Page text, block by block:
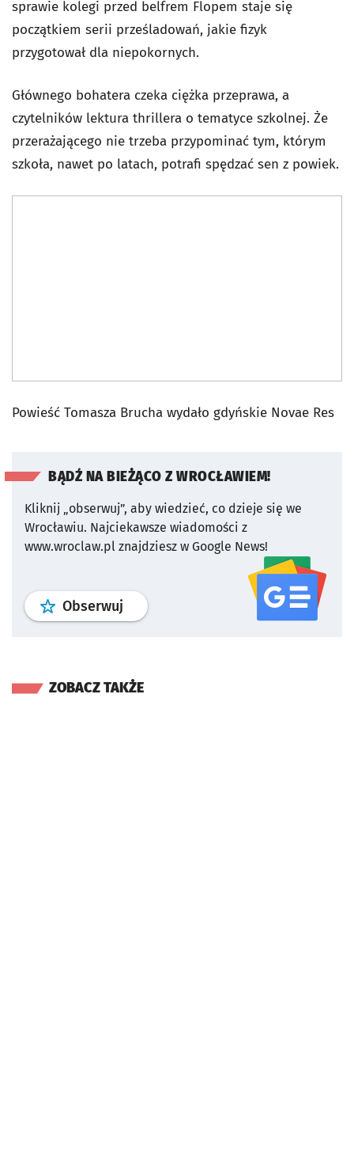
sprawie kolegi przed belfrem Flopem staje się
początkiem serii prześladowań, jakie fizyk
przygotował dla niepokornych.
Głównego bohatera czeka ciężka przeprawa, a
czytelników lektura thrillera o tematyce szkolnej. Że
przerażającego nie trzeba przypominać tym, którym
szkoła, nawet po latach, potrafi spędzać sen z powiek.
Powieść Tomasza Brucha wydało gdyńskie Novae Res
BĄDŹ NA BIEŻĄCO Z WROCŁAWIEM!
Kliknij „obserwuj”, aby wiedzieć, co dzieje się we
Wrocławiu. Najciekawsze wiadomości z
www.wroclaw.pl znajdziesz w Google News!
Obserwuj profil serwisu
ZOBACZ TAKŻE